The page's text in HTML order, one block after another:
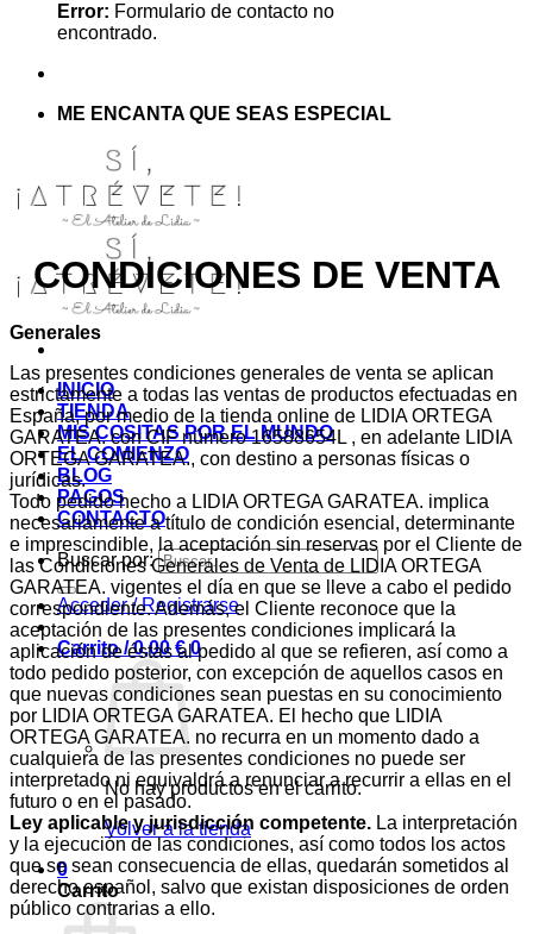
Error: Formulario de contacto no
encontrado.
ME ENCANTA QUE SEAS ESPECIAL
INICIO
TIENDA
MIS COSITAS POR EL MUNDO
EL COMIENZO
BLOG
PAGOS
CONTACTO
Buscar por:
Acceder / Registrarse
Carrito /0,00€ 0
No hay productos en el carrito.
Volver a la tienda
0
Carrito
CONDICIONES DE VENTA
Generales
Las presentes condiciones generales de venta se aplican
estrictamente a todas las ventas de productos efectuadas en
España, por medio de la tienda online de LIDIA ORTEGA
GARATEA. con CIF número 16588654L , en adelante LIDIA
ORTEGA GARATEA., con destino a personas físicas o
jurídicas.
Todo pedido hecho a LIDIA ORTEGA GARATEA. implica
necesariamente a título de condición esencial, determinante
e imprescindible, la aceptación sin reservas por el Cliente de
las Condiciones Generales de Venta de LIDIA ORTEGA
GARATEA. vigentes el día en que se lleve a cabo el pedido
correspondiente. Además, el Cliente reconoce que la
aceptación de las presentes condiciones implicará la
aplicación de éstas al pedido al que se refieren, así como a
todo pedido posterior, con excepción de aquellos casos en
que nuevas condiciones sean puestas en su conocimiento
por LIDIA ORTEGA GARATEA. El hecho que LIDIA
ORTEGA GARATEA. no recurra en un momento dado a
cualquiera de las presentes condiciones no puede ser
interpretado ni equivaldrá a renunciar a recurrir a ellas en el
futuro o en el pasado.
Ley aplicable y jurisdicción competente. La interpretación
y la ejecución de las condiciones, así como todos los actos
que se sean consecuencia de ellas, quedarán sometidos al
derecho español, salvo que existan disposiciones de orden
público contrarias a ello.